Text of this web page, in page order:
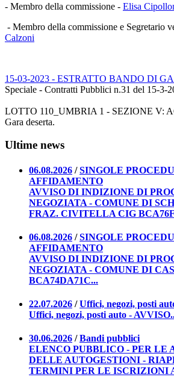
- Membro della commissione - Elisa
- Membro della commissione e Segretario
Calzoni
15-03-2023 - ESTRATTO BANDO DI
Speciale - Contratti Pubblici n.31 del 15-3-
LOTTO 110_UMBRIA 1 - SEZIONE V:
Gara deserta.
Ultime news
06.08.2026 /SINGOLE
AFFIDAMENTO
AVVISO DI INDIZIONE DI
NEGOZIATA - COMUNE DI
FRAZ. CIVITELLA CIG
06.08.2026 /SINGOLE
AFFIDAMENTO
AVVISO DI INDIZIONE DI
NEGOZIATA - COMUNE DI
BCA74DA71C...
22.07.2026 /Uffici, negozi, posti
Uffici, negozi, posti auto -
30.06.2026 /Bandi pubblici
ELENCO PUBBLICO - PER LE
DELLE AUTOGESTIONI -
TERMINI PER LE ISCRIZIONI